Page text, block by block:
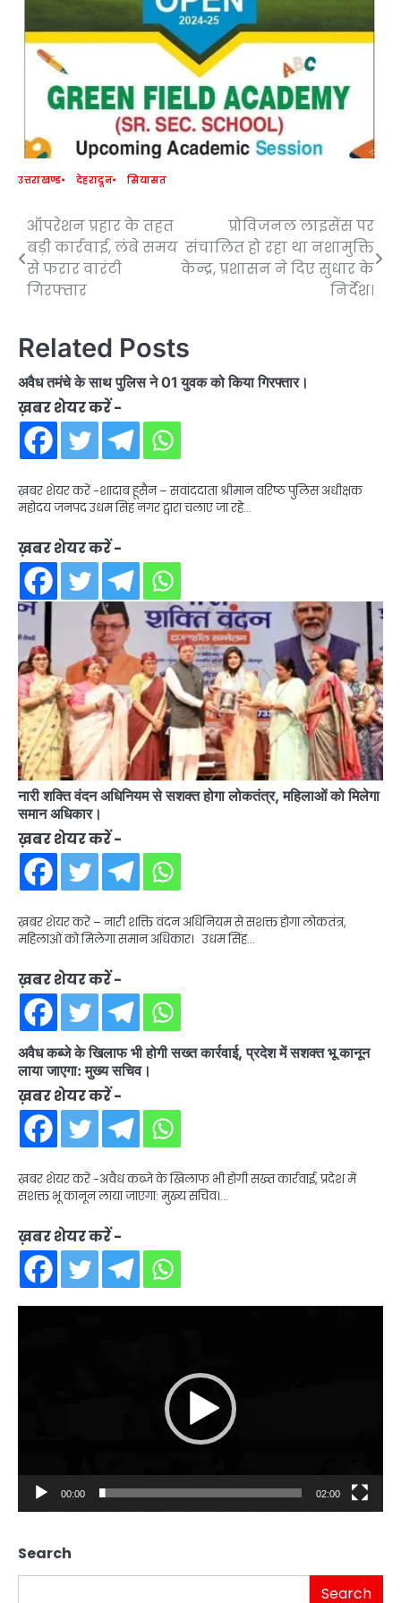
उत्तराखण्ड देहरादून सियासत
Post
navigation
ऑपरेशन प्रहार के तहत
बड़ी कार्रवाई, लंबे समय
से फरार वारंटी
गिरफ्तार
प्रोविजनल लाइसेंस पर
संचालित हो रहा था नशामुक्ति
केन्द्र, प्रशासन ने दिए सुधार के
निर्देश।
Related Posts
अवैध तमंचे के साथ पुलिस ने 01 युवक को किया गिरफ्तार।
ख़बर शेयर करें -
ख़बर शेयर करें -शादाब हूसैन – सवांददाता श्रीमान वरिष्ठ पुलिस अधीक्षक
महोदय जनपद उधम सिंह नगर द्वारा चलाए जा रहे…
ख़बर शेयर करें -
नारी शक्ति वंदन अधिनियम से सशक्त होगा लोकतंत्र, महिलाओं को मिलेगा
समान अधिकार।
ख़बर शेयर करें -
ख़बर शेयर करें – नारी शक्ति वंदन अधिनियम से सशक्त होगा लोकतंत्र,
महिलाओं को मिलेगा समान अधिकार। उधम सिंह…
ख़बर शेयर करें -
अवैध कब्जे के खिलाफ भी होगी सख्त कार्रवाई, प्रदेश में सशक्त भू कानून
लाया जाएगा: मुख्य सचिव।
ख़बर शेयर करें -
ख़बर शेयर करें -अवैध कब्जे के खिलाफ भी होगी सख्त कार्रवाई, प्रदेश में
सशक्त भू कानून लाया जाएगा: मुख्य सचिव।…
ख़बर शेयर करें -
00:00 02:00
Search
Search